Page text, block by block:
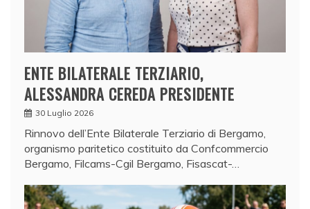
ENTE BILATERALE TERZIARIO,
ALESSANDRA CEREDA PRESIDENTE
30 Luglio 2026
Rinnovo dell’Ente Bilaterale Terziario di Bergamo,
organismo paritetico costituito da Confcommercio
Bergamo, Filcams-Cgil Bergamo, Fisascat-…